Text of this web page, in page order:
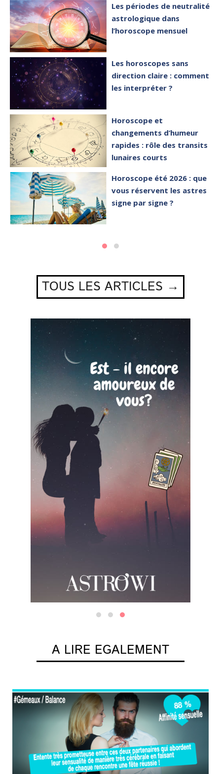
Les périodes de neutralité
astrologique dans
l’horoscope mensuel
Les horoscopes sans
direction claire : comment
les interpréter ?
Horoscope et
changements d’humeur
rapides : rôle des transits
lunaires courts
Horoscope été 2026 : que
vous réservent les astres
signe par signe ?
TOUS LES ARTICLES →
A LIRE EGALEMENT